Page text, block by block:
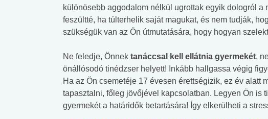
különösebb aggodalom nélkül ugrottak egyik dologról a
feszültté, ha túlterhelik saját magukat, és nem tudják,
szükségük van az Ön útmutatására, hogy hogyan
Ne feledje, Önnek tanáccsal kell ellátnia gyermekét,
önállósodó tinédzser helyett! Inkább hallgassa végig
Ha az Ön csemetéje 17 évesen érettségizik, ez év alatt
tapasztalni, főleg jövőjével kapcsolatban. Legyen Ön is
gyermekét a határidők betartására! Így elkerülheti a